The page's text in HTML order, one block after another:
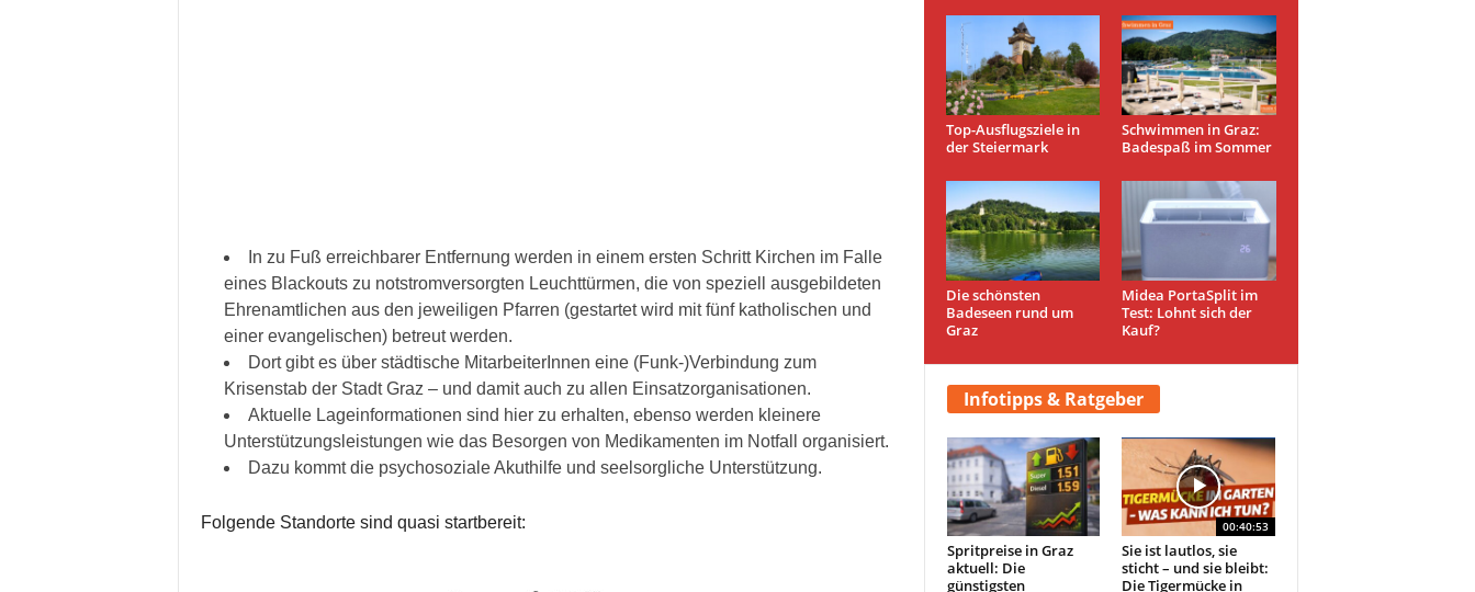
In zu Fuß erreichbarer Entfernung werden in einem ersten Schritt Kirchen im Falle
eines Blackouts zu notstromversorgten Leuchttürmen, die von speziell ausgebildeten
Ehrenamtlichen aus den jeweiligen Pfarren (gestartet wird mit fünf katholischen und
einer evangelischen) betreut werden.
Dort gibt es über städtische MitarbeiterInnen eine (Funk-)Verbindung zum
Krisenstab der Stadt Graz – und damit auch zu allen Einsatzorganisationen.
Aktuelle Lageinformationen sind hier zu erhalten, ebenso werden kleinere
Unterstützungsleistungen wie das Besorgen von Medikamenten im Notfall organisiert.
Dazu kommt die psychosoziale Akuthilfe und seelsorgliche Unterstützung.
Folgende Standorte sind quasi startbereit:
Top-Ausflugsziele in
der Steiermark
Schwimmen in Graz:
Badespaß im Sommer
Die schönsten
Badeseen rund um
Graz
Midea PortaSplit im
Test: Lohnt sich der
Kauf?
Infotipps & Ratgeber
Spritpreise in Graz
aktuell: Die
günstigsten
00:40:53
Sie ist lautlos, sie
sticht – und sie bleibt:
Die Tigermücke in